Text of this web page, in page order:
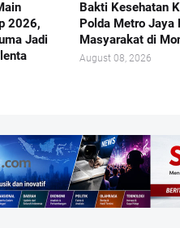
2026,
Jadi
Bakti Kesehatan
Polda Metro Jaya
Masyarakat di
August 08, 2026